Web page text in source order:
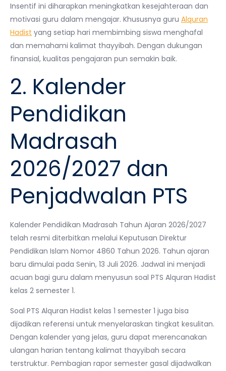
Insentif ini diharapkan meningkatkan kesejahteraan dan
motivasi guru dalam mengajar. Khususnya guru Alquran
Hadist yang setiap hari membimbing siswa menghafal
dan memahami kalimat thayyibah. Dengan dukungan
finansial, kualitas pengajaran pun semakin baik.
2. Kalender
Pendidikan
Madrasah
2026/2027 dan
Penjadwalan PTS
Kalender Pendidikan Madrasah Tahun Ajaran 2026/2027
telah resmi diterbitkan melalui Keputusan Direktur
Pendidikan Islam Nomor 4860 Tahun 2026. Tahun ajaran
baru dimulai pada Senin, 13 Juli 2026. Jadwal ini menjadi
acuan bagi guru dalam menyusun soal PTS Alquran Hadist
kelas 2 semester 1.
Soal PTS Alquran Hadist kelas 1 semester 1 juga bisa
dijadikan referensi untuk menyelaraskan tingkat kesulitan.
Dengan kalender yang jelas, guru dapat merencanakan
ulangan harian tentang kalimat thayyibah secara
terstruktur. Pembagian rapor semester gasal dijadwalkan